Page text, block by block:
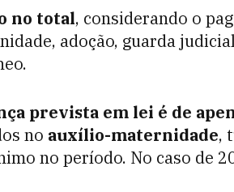
no total, considerando o
adoção, guarda
prevista em lei é de
no auxílio-maternidade,
no período. No caso de